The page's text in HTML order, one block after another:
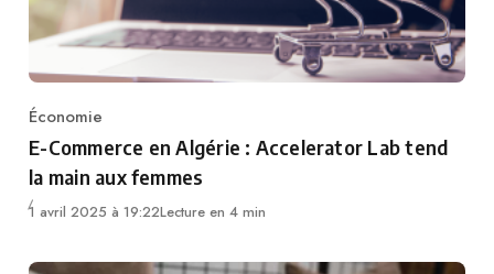
Category
Économie
E-Commerce en Algérie : Accelerator Lab tend
la main aux femmes
1 avril 2025 à 19:22Lecture en 4 min